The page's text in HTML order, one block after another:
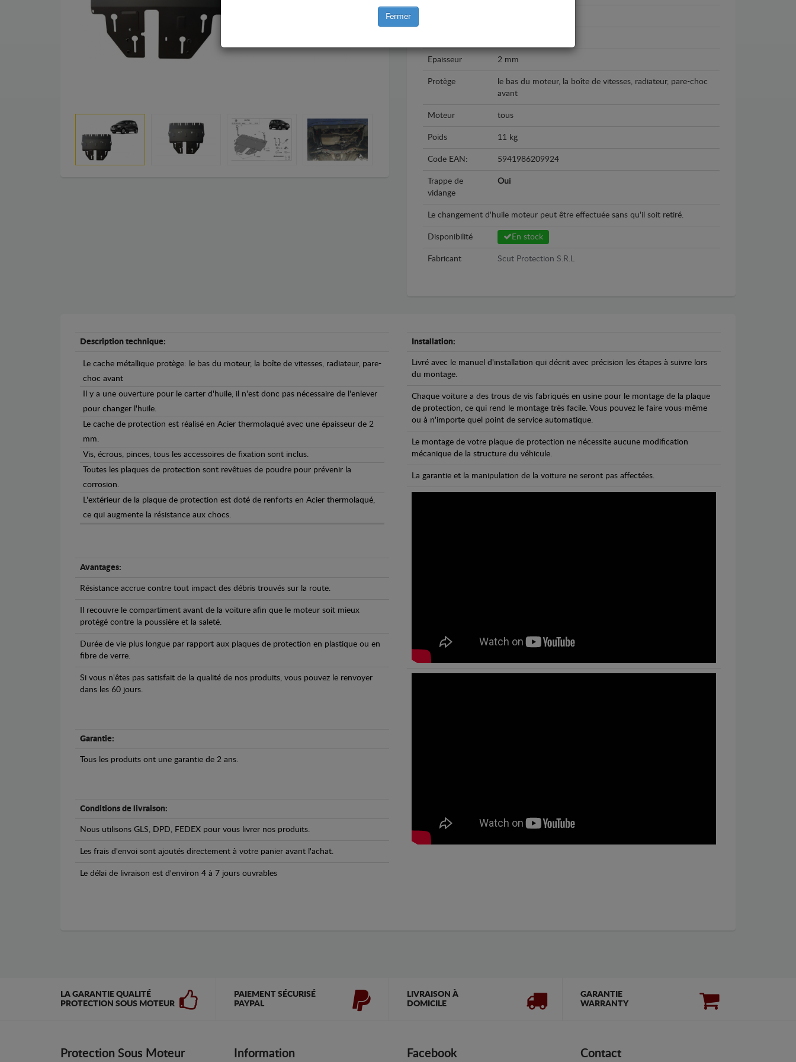
Epaisseur 2 mm
Protège
le bas du moteur, la boîte de vitesses, radiateur, pare-choc
avant
Moteur tous
Poids 11 kg
Code EAN: 5941986209924
Trappe de
vidange
Oui
Le changement d'huile moteur peut être effectuée sans qu'il soit retiré.
Disponibilité En stock
Fabricant Scut Protection S.R.L
Description technique:
Le cache métallique protège: le bas du moteur, la boîte de vitesses, radiateur, pare-
choc avant
Il y a une ouverture pour le carter d'huile, il n'est donc pas nécessaire de l'enlever
pour changer l'huile.
Le cache de protection est réalisé en Acier thermolaqué avec une épaisseur de 2
mm.
Vis, écrous, pinces, tous les accessoires de fixation sont inclus.
Toutes les plaques de protection sont revêtues de poudre pour prévenir la
corrosion.
L'extérieur de la plaque de protection est doté de renforts en Acier thermolaqué,
ce qui augmente la résistance aux chocs.
Avantages:
Résistance accrue contre tout impact des débris trouvés sur la route.
Il recouvre le compartiment avant de la voiture afin que le moteur soit mieux
protégé contre la poussière et la saleté.
Durée de vie plus longue par rapport aux plaques de protection en plastique ou en
fibre de verre.
Si vous n'êtes pas satisfait de la qualité de nos produits, vous pouvez le renvoyer
dans les 60 jours.
Garantie:
Tous les produits ont une garantie de 2 ans.
Conditions de livraison:
Nous utilisons GLS, DPD, FEDEX pour vous livrer nos produits.
Les frais d'envoi sont ajoutés directement à votre panier avant l'achat.
Le délai de livraison est d'environ 4 à 7 jours ouvrables
Installation:
Livré avec le manuel d'installation qui décrit avec précision les étapes à suivre lors
du montage.
Chaque voiture a des trous de vis fabriqués en usine pour le montage de la plaque
de protection, ce qui rend le montage très facile. Vous pouvez le faire vous-même
ou à n'importe quel point de service automatique.
Le montage de votre plaque de protection ne nécessite aucune modification
mécanique de la structure du véhicule.
La garantie et la manipulation de la voiture ne seront pas affectées.
LA GARANTIE QUALITÉ
PROTECTION SOUS MOTEUR
PAIEMENT SÉCURISÉ
PAYPAL
LIVRAISON À
DOMICILE
GARANTIE
WARRANTY
Protection Sous Moteur Information Facebook Contact
Fermer